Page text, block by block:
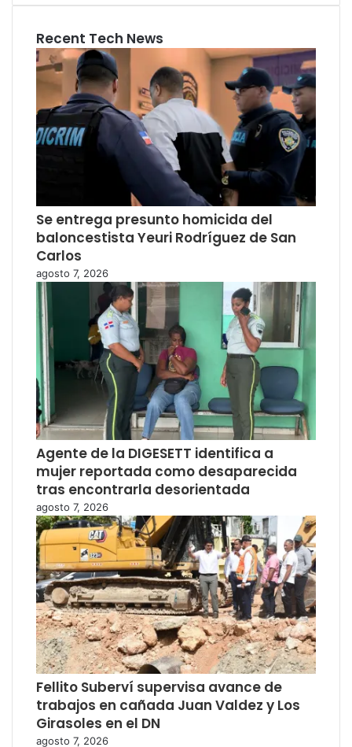
Recent Tech News
Se entrega presunto homicida del
baloncestista Yeuri Rodríguez de San
Carlos
agosto 7, 2026
Agente de la DIGESETT identifica a
mujer reportada como desaparecida
tras encontrarla desorientada
agosto 7, 2026
Fellito Suberví supervisa avance de
trabajos en cañada Juan Valdez y Los
Girasoles en el DN
agosto 7, 2026